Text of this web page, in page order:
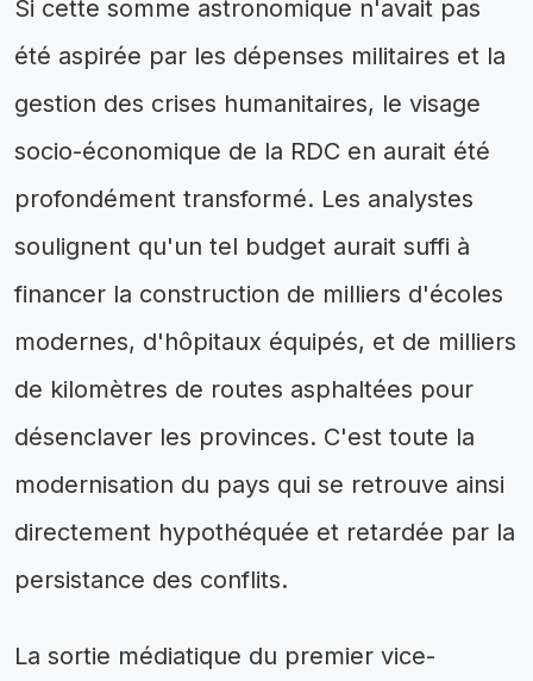
Si cette somme astronomique n'avait pas
été aspirée par les dépenses militaires et la
gestion des crises humanitaires, le visage
socio-économique de la RDC en aurait été
profondément transformé. Les analystes
soulignent qu'un tel budget aurait suffi à
financer la construction de milliers d'écoles
modernes, d'hôpitaux équipés, et de milliers
de kilomètres de routes asphaltées pour
désenclaver les provinces. C'est toute la
modernisation du pays qui se retrouve ainsi
directement hypothéquée et retardée par la
persistance des conflits.
La sortie médiatique du premier vice-